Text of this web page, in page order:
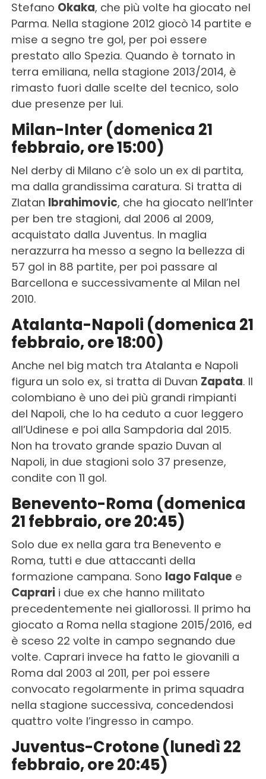
Stefano Okaka, che più volte ha giocato nel
Parma. Nella stagione 2012 giocò 14 partite e
mise a segno tre gol, per poi essere
prestato allo Spezia. Quando è tornato in
terra emiliana, nella stagione 2013/2014, è
rimasto fuori dalle scelte del tecnico, solo
due presenze per lui.
Milan-Inter (domenica 21
febbraio, ore 15:00)
Nel derby di Milano c’è solo un ex di partita,
ma dalla grandissima caratura. Si tratta di
Zlatan Ibrahimovic, che ha giocato nell’Inter
per ben tre stagioni, dal 2006 al 2009,
acquistato dalla Juventus. In maglia
nerazzurra ha messo a segno la bellezza di
57 gol in 88 partite, per poi passare al
Barcellona e successivamente al Milan nel
2010.
Atalanta-Napoli (domenica 21
febbraio, ore 18:00)
Anche nel big match tra Atalanta e Napoli
figura un solo ex, si tratta di Duvan Zapata. Il
colombiano è uno dei più grandi rimpianti
del Napoli, che lo ha ceduto a cuor leggero
all’Udinese e poi alla Sampdoria dal 2015.
Non ha trovato grande spazio Duvan al
Napoli, in due stagioni solo 37 presenze,
condite con 11 gol.
Benevento-Roma (domenica
21 febbraio, ore 20:45)
Solo due ex nella gara tra Benevento e
Roma, tutti e due attaccanti della
formazione campana. Sono Iago Falquee
Caprarii due ex che hanno militato
precedentemente nei giallorossi. Il primo ha
giocato a Roma nella stagione 2015/2016, ed
è sceso 22 volte in campo segnando due
volte. Caprari invece ha fatto le giovanili a
Roma dal 2003 al 2011, per poi essere
convocato regolarmente in prima squadra
nella stagione successiva, concedendosi
quattro volte l’ingresso in campo.
Juventus-Crotone (lunedì 22
febbraio, ore 20:45)